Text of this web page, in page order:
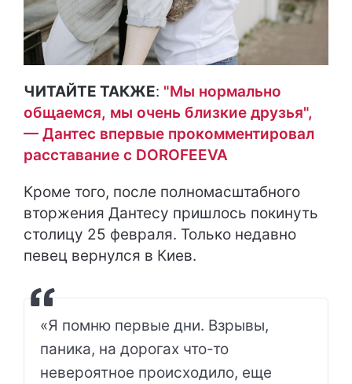
ЧИТАЙТЕ ТАКЖЕ: "Мы нормально
общаемся, мы очень близкие друзья",
— Дантес впервые прокомментировал
расставание с DOROFEEVA
Кроме того, после полномасштабного
вторжения Дантесу пришлось покинуть
столицу 25 февраля. Только недавно
певец вернулся в Киев.
«Я помню первые дни. Взрывы,
паника, на дорогах что-то
невероятное происходило, еще